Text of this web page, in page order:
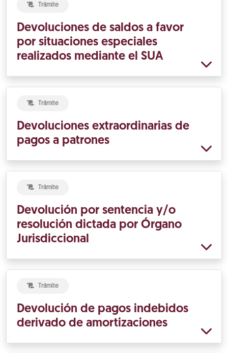
Trámite
Devoluciones de saldos a favor
por situaciones especiales
realizados mediante el SUA
Trámite
Devoluciones extraordinarias de
pagos a patrones
Trámite
Devolución por sentencia y/o
resolución dictada por Órgano
Jurisdiccional
Trámite
Devolución de pagos indebidos
derivado de amortizaciones